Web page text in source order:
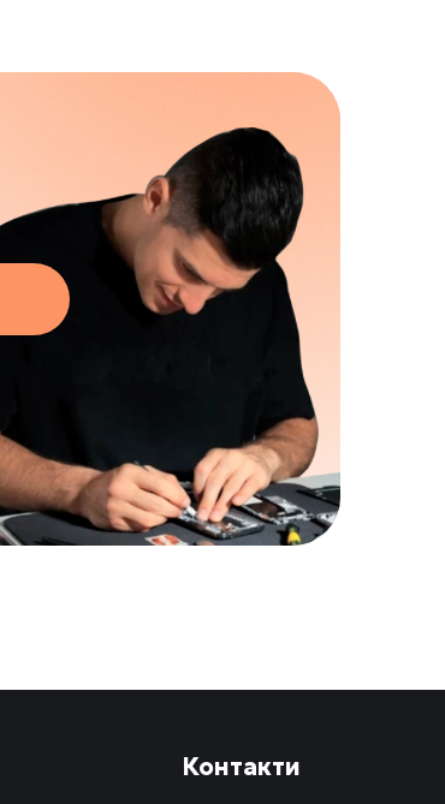
Контакти